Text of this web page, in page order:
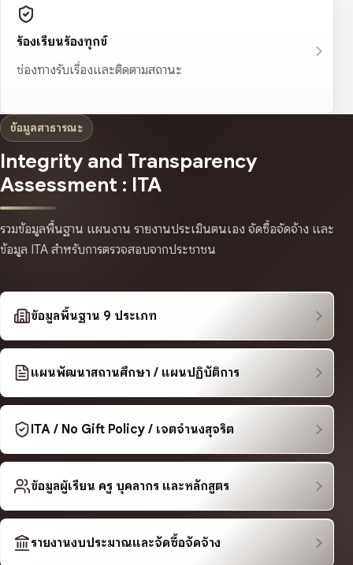
ร้องเรียนร้องทุกข์
ช่องทางรับเรื่องและติดตามสถานะ
ข้อมูลสาธารณะ
Integrity and Transparency
Assessment : ITA
รวมข้อมูลพื้นฐาน แผนงาน รายงานประเมินตนเอง จัดซื้อจัดจ้าง และ
ข้อมูล ITA สำหรับการตรวจสอบจากประชาชน
ข้อมูลพื้นฐาน 9 ประเภท
แผนพัฒนาสถานศึกษา / แผนปฏิบัติการ
ITA / No Gift Policy / เจตจำนงสุจริต
ข้อมูลผู้เรียน ครู บุคลากร และหลักสูตร
รายงานงบประมาณและจัดซื้อจัดจ้าง